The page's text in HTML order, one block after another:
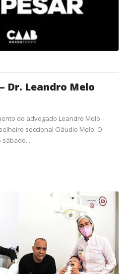
Dr. Leandro Melo
do advogado Leandro Melo
seccional Cláudio Melo. O